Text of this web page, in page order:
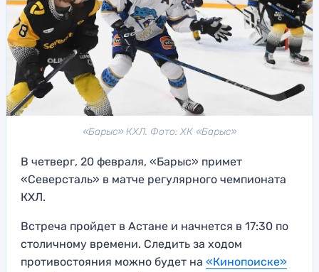
«Барыс» КХЛ. Фото: ХК «Барыс»
В четверг, 20 февраля, «Барыс» примет
«Северсталь» в матче регулярного чемпионата
КХЛ.
Встреча пройдет в Астане и начнется в 17:30 по
столичному времени. Следить за ходом
противостояния можно будет на «Кинопоиске»